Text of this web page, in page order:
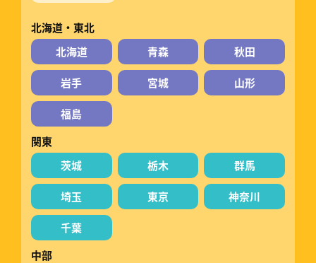
北海道・東北
北海道
青森 秋田
岩手 宮城 山形
福島
関東
茨城
栃木 群馬
埼玉 東京 神奈川
千葉
中部